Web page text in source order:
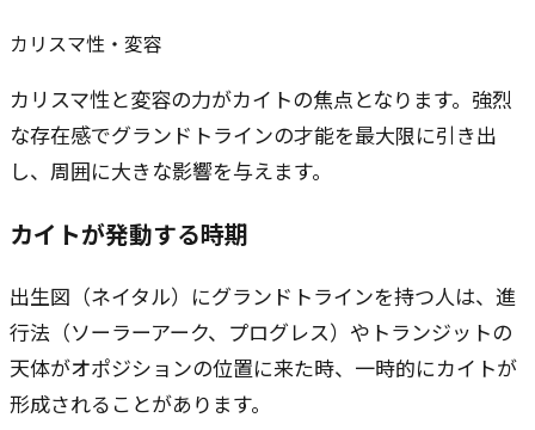
カリスマ性・変容
カリスマ性と変容の力がカイトの焦点となります。強烈
な存在感でグランドトラインの才能を最大限に引き出
し、周囲に大きな影響を与えます。
カイトが発動する時期
出生図（ネイタル）にグランドトラインを持つ人は、進
行法（ソーラーアーク、プログレス）やトランジットの
天体がオポジションの位置に来た時、一時的にカイトが
形成されることがあります。